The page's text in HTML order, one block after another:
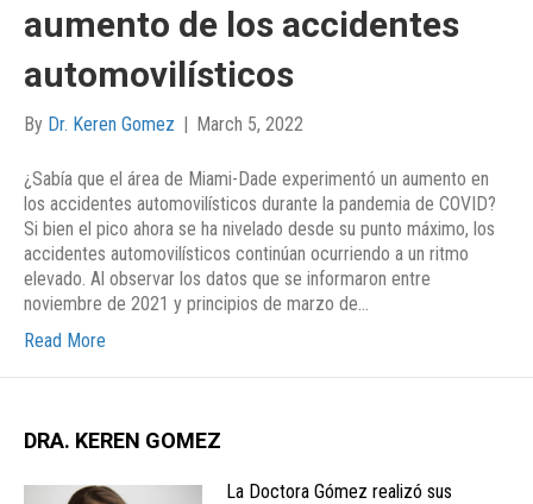
aumento de los accidentes
automovilísticos
By Dr. Keren Gomez | March 5, 2022
¿Sabía que el área de Miami-Dade experimentó un aumento en
los accidentes automovilísticos durante la pandemia de COVID?
Si bien el pico ahora se ha nivelado desde su punto máximo, los
accidentes automovilísticos continúan ocurriendo a un ritmo
elevado. Al observar los datos que se informaron entre
noviembre de 2021 y principios de marzo de…
Read More
DRA. KEREN GOMEZ
La Doctora Gómez realizó sus